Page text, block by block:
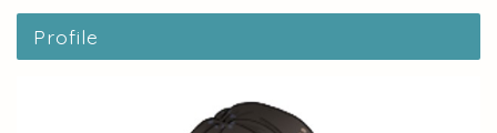
Profile